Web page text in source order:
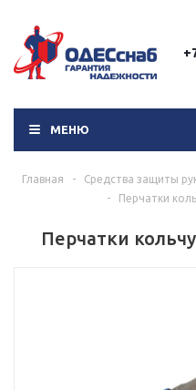
МЕНЮ
Главная - Средства защиты
-
Перчатки
Перчатки